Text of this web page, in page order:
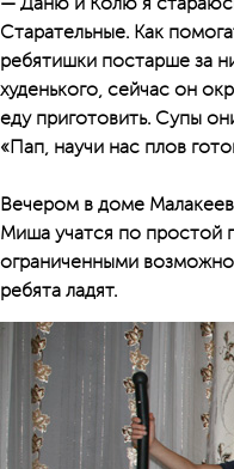
Старательные. Как
ребятишки постарше за
худенького, сейчас он
еду приготовить. Супы
«Пап, научи нас плов
Вечером в доме
Миша учатся по простой
ограниченными
ребята ладят.